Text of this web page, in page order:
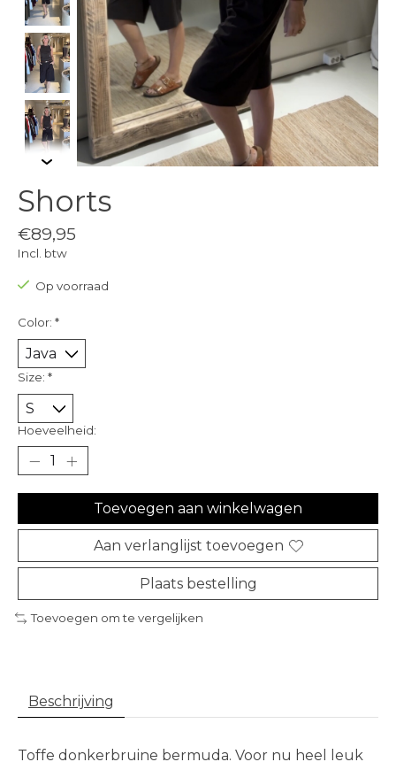
Shorts
€89,95
Incl. btw
Op voorraad
Color: *
Size: *
Hoeveelheid:
Toevoegen aan winkelwagen
Aan verlanglijst toevoegen
Plaats bestelling
Toevoegen om te vergelijken
Beschrijving
Toffe donkerbruine bermuda. Voor nu heel leuk